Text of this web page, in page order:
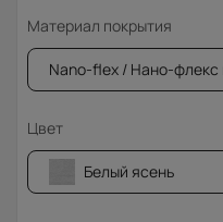
Материал покрытия
Nano-flex / Нано-
Цвет
Белый ясень